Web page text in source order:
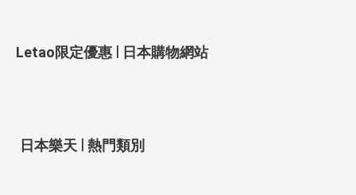
Letao限定優惠 | 日本購物網站
日本樂天 | 熱門類別